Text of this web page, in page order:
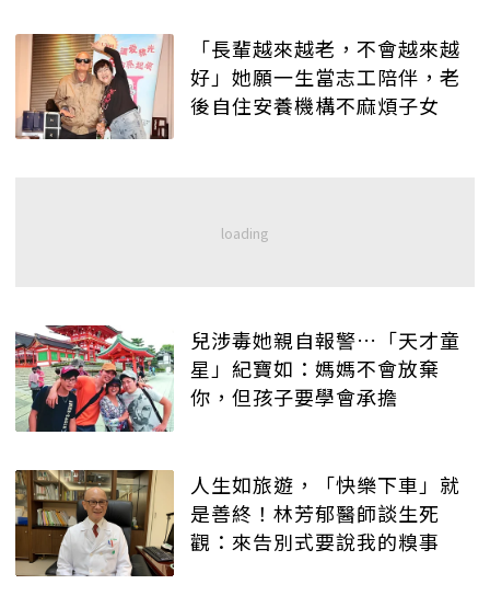
「長輩越來越老，不會越來越
好」她願一生當志工陪伴，老
後自住安養機構不麻煩子女
兒涉毒她親自報警…「天才童
星」紀寶如：媽媽不會放棄
你，但孩子要學會承擔
人生如旅遊，「快樂下車」就
是善終！林芳郁醫師談生死
觀：來告別式要說我的糗事